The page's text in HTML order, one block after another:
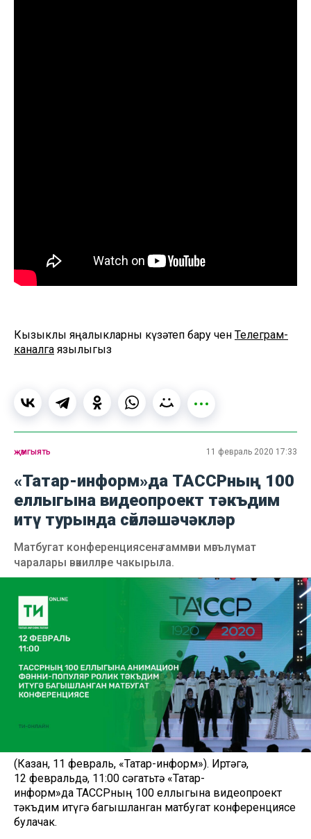
Кызыклы яңалыкларны күзәтеп бару өчен Телеграм-
каналга язылыгыз
җәмгыять 11 февраль 2020 17:33
«Татар-информ»да ТАССРның 100
еллыгына видеопроект тәкъдим
итү турында сөйләшәчәкләр
Матбугат конференциясенә гаммәви мәгълүмат
чаралары вәкилләре чакырыла.
(Казан, 11 февраль, «Татар-информ»). Иртәгә,
12 февральдә, 11:00 сәгатьтә «Татар-
информ»да ТАССРның 100 еллыгына видеопроект
тәкъдим итүгә багышланган матбугат конференциясе
булачак.